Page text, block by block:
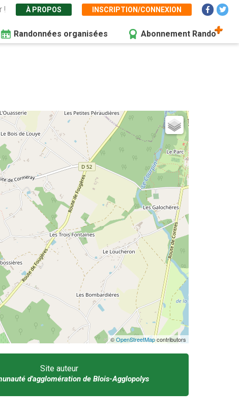
! À PROPOS INSCRIPTION/CONNEXION
Randonnées organisées Abonnement Rando
©OpenStreetMapcontributors
Site auteur
d'agglomération de Blois-Agglopolys